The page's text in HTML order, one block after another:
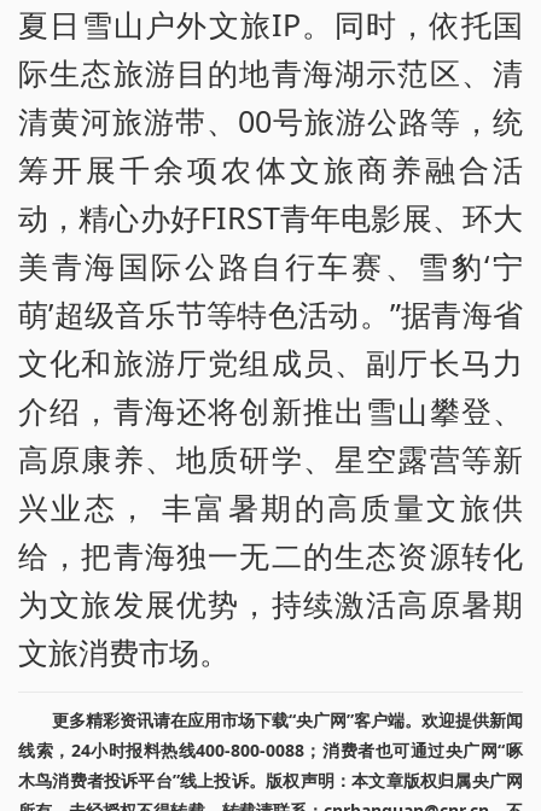
夏日雪山户外文旅IP。同时，依托国
际生态旅游目的地青海湖示范区、清
清黄河旅游带、00号旅游公路等，统
筹开展千余项农体文旅商养融合活
动，精心办好FIRST青年电影展、环大
美青海国际公路自行车赛、雪豹‘宁
萌’超级音乐节等特色活动。”据青海省
文化和旅游厅党组成员、副厅长马力
介绍，青海还将创新推出雪山攀登、
高原康养、地质研学、星空露营等新
兴业态， 丰富暑期的高质量文旅供
给，把青海独一无二的生态资源转化
为文旅发展优势，持续激活高原暑期
文旅消费市场。
更多精彩资讯请在应用市场下载“央广网”客户端。欢迎提供新闻
线索，24小时报料热线400-800-0088；消费者也可通过央广网“啄
木鸟消费者投诉平台”线上投诉。版权声明：本文章版权归属央广网